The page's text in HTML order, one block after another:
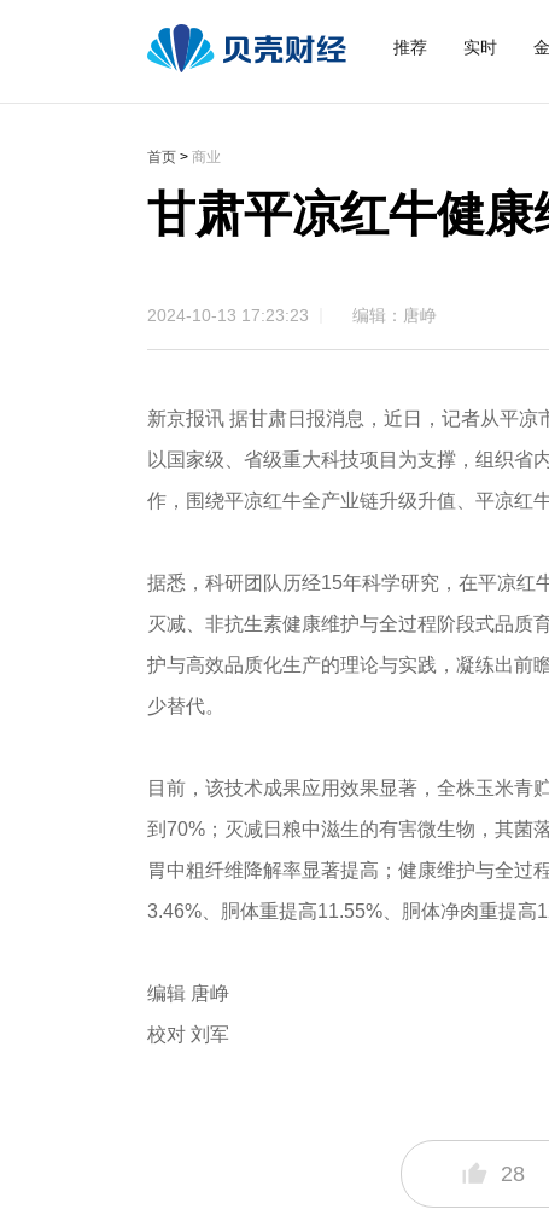
推荐 实时
首页 > 商业
甘肃平凉红牛健
2024-10-13 17:23:23 编辑：唐峥
新京报讯 据甘肃日报消息，近日，记者从平凉
以国家级、省级重大科技项目为支撑，组织省
作，围绕平凉红牛全产业链升级升值、平凉红
据悉，科研团队历经15年科学研究，在平凉红
灭减、非抗生素健康维护与全过程阶段式品质
护与高效品质化生产的理论与实践，凝练出前
少替代。
目前，该技术成果应用效果显著，全株玉米青
到70%；灭减日粮中滋生的有害微生物，其菌
胃中粗纤维降解率显著提高；健康维护与全过
3.46%、胴体重提高11.55%、胴体净肉重提高
编辑 唐峥
校对 刘军
28